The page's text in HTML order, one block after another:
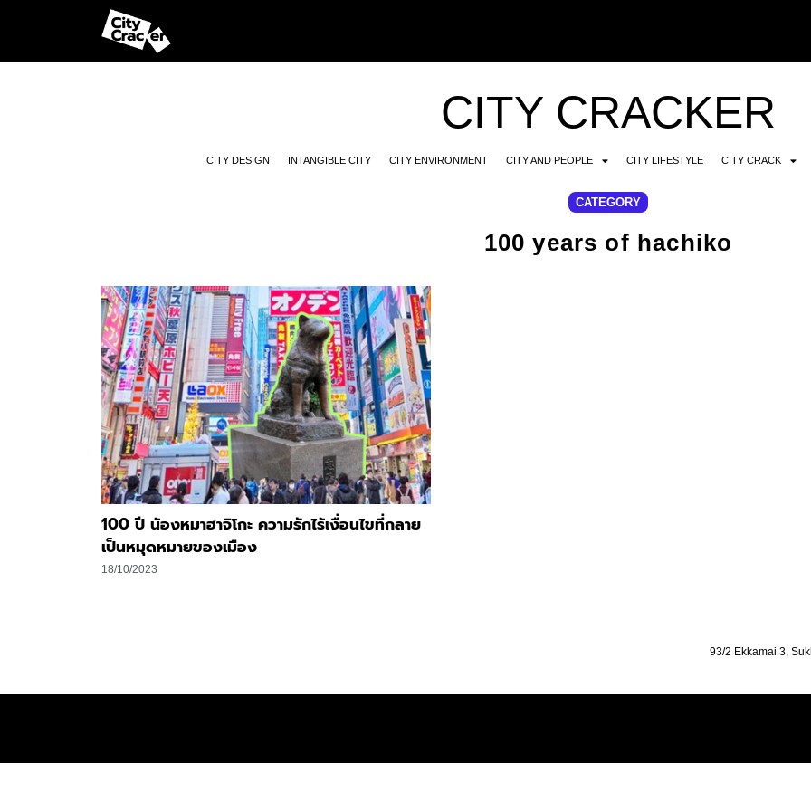
CITY CRACKER
CITY DESIGN INTANGIBLE CITY CITY ENVIRONMENT CITY AND PEOPLE CITY LIFESTYLE CITY CRACK
CATEGORY
100 years of hachiko
100 ปี น้องหมาฮาจิโกะ ความรักไร้เงื่อนไขที่กลาย
เป็นหมุดหมายของเมือง
18/10/2023
93/2 Ekkamai 3,